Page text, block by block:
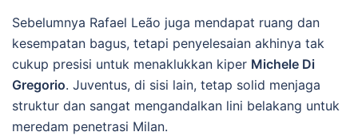
Sebelumnya Rafael Leão juga mendapat ruang dan
kesempatan bagus, tetapi penyelesaian akhinya tak
cukup presisi untuk menaklukkan kiper Michele Di
Gregorio. Juventus, di sisi lain, tetap solid menjaga
struktur dan sangat mengandalkan lini belakang untuk
meredam penetrasi Milan.